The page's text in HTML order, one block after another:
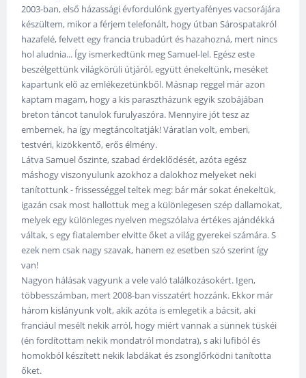
2003-ban, első házassági évfordulónk gyertyafényes vacsorájára
készültem, mikor a férjem telefonált, hogy útban Sárospatakról
hazafelé, felvett egy francia trubadúrt és hazahozná, mert nincs
hol aludnia... Így ismerkedtünk meg Samuel-lel. Egész este
beszélgettünk világkörüli útjáról, együtt énekeltünk, meséket
kapartunk elő az emlékezetünkből. Másnap reggel már azon
kaptam magam, hogy a kis parasztházunk egyik szobájában
breton táncot tanulok furulyaszóra. Mennyire jót tesz az
embernek, ha így megtáncoltatják! Váratlan volt, emberi,
testvéri, kizökkentő, erős élmény.
Látva Samuel őszinte, szabad érdeklődését, azóta egész
máshogy viszonyulunk azokhoz a dalokhoz melyeket neki
tanítottunk - frissességgel teltek meg: bár már sokat énekeltük,
igazán csak most hallottuk meg a különlegesen szép dallamokat,
melyek egy különleges nyelven megszólalva értékes ajándékká
váltak, s egy fiatalember elvitte őket a világ gyerekei számára. S
ezek nem csak nagy szavak, hanem ez esetben szó szerint így
van!
Nagyon hálásak vagyunk a vele való találkozásokért. Igen,
többesszámban, mert 2008-ban visszatért hozzánk. Ekkor már
három kislányunk volt, akik azóta is emlegetik a bácsit, aki
franciául mesélt nekik arról, hogy miért vannak a sünnek tüskéi
(én fordítottam nekik mondatról mondatra), s aki lufiból és
homokból készített nekik labdákat és zsonglőrködni tanította
őket.